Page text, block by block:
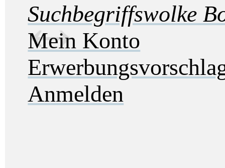
Suchbegriffswolke
Mein Konto
Anmelden